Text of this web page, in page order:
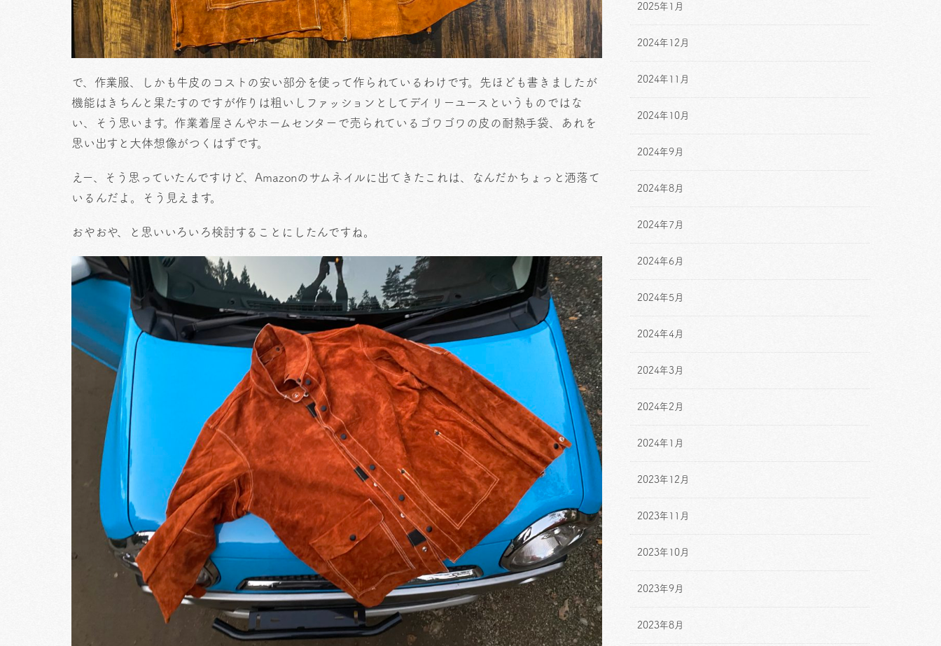
で、作業服、しかも牛皮のコストの安い部分を使って作られているわけです。先ほども書きましたが
機能はきちんと果たすのですが作りは粗いしファッションとしてデイリーユースというものではな
い、そう思います。作業着屋さんやホームセンターで売られているゴワゴワの皮の耐熱手袋、あれを
思い出すと大体想像がつくはずです。
えー、そう思っていたんですけど、Amazonのサムネイルに出てきたこれは、なんだかちょっと洒落て
いるんだよ。そう見えます。
おやおや、と思いいろいろ検討することにしたんですね。
2025年1月
2024年12月
2024年11月
2024年10月
2024年9月
2024年8月
2024年7月
2024年6月
2024年5月
2024年4月
2024年3月
2024年2月
2024年1月
2023年12月
2023年11月
2023年10月
2023年9月
2023年8月